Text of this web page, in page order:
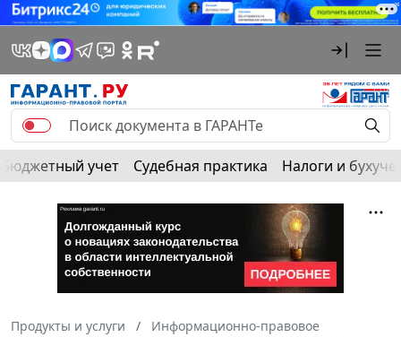
Бюджетный учет Судебная практика Налоги и
Продукты и услуги
Информационно-правовое